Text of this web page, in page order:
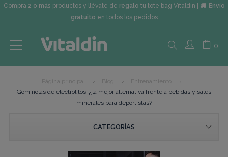
Compra 2 o más productos y llévate de regalo tu tote bag Vitaldin |
Envío
gratuito en todos los pedidos
Search
here...
0
Entrenamiento
Gominolas de electrolitos: ¿la mejor alternativa frente a bebidas y sales
minerales para deportistas?
CATEGORÍAS